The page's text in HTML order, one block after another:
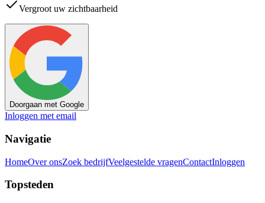
Vergroot uw zichtbaarheid
Doorgaan met Google
Inloggen met email
Navigatie
HomeOver onsZoek bedrijfVeelgestelde vragenContactInloggen
Topsteden